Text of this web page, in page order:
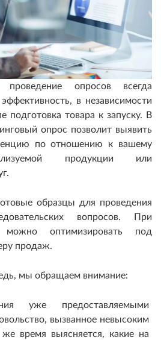
проведение опросов всегда
в независимости
подготовка товара к запуску. В
опрос позволит выявить
по отношению к вашему
продукции или
образцы для проведения
вопросов. При
можно оптимизировать под
продаж.
мы обращаем внимание:
уже предоставляемыми
вызванное невысоким
время выясняется, какие на